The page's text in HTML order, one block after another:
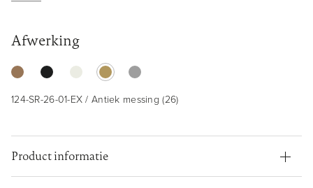
Afwerking
124-SR-26-01-EX / Antiek messing (26)
Product informatie